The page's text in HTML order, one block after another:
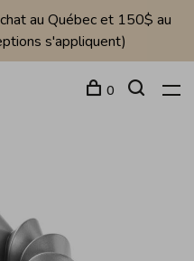
au Québec et 150$ au
s'appliquent)
0